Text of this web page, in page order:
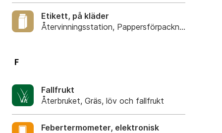
Etikett, på kläder
Återvinningsstation, Pappersförpackningar.
F
Fallfrukt
Återbruket, Gräs, löv och fallfrukt
Febertermometer, elektronisk